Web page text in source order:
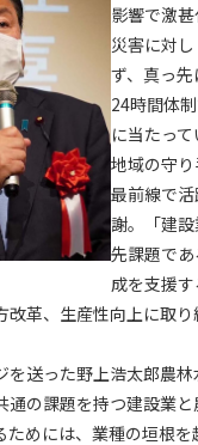
影響で激
災害に対
ず、真っ先
24時間体
に当たっ
地域の守
最前線で
謝。「建
先課題で
成を支援
改革、生産性向上に取
送った野上浩太郎農
通の課題を持つ建設業
ためには、業種の垣根
パスワードの管理）
に管理者が発行したIDお
ついて責任を負うものとし
IDおよびパスワードを、
わず、第三者に利用させ
びパスワードの管理不十
員を含む）の使用等によ
、管理者は一切責任を負
事項）
WEB上で以下の行為をし
理者の著作権、その他知